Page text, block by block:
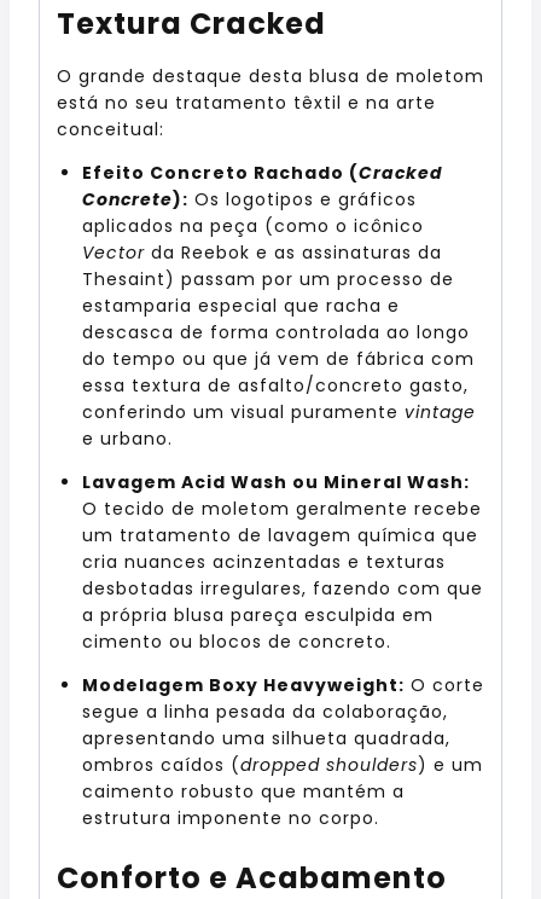
Textura Cracked
O grande destaque desta blusa de moletom
está no seu tratamento têxtil e na arte
conceitual:
Efeito Concreto Rachado (Cracked
Concrete): Os logotipos e gráficos
aplicados na peça (como o icônico
Vector da Reebok e as assinaturas da
Thesaint) passam por um processo de
estamparia especial que racha e
descasca de forma controlada ao longo
do tempo ou que já vem de fábrica com
essa textura de asfalto/concreto gasto,
conferindo um visual puramente vintage
e urbano.
Lavagem Acid Wash ou Mineral Wash:
O tecido de moletom geralmente recebe
um tratamento de lavagem química que
cria nuances acinzentadas e texturas
desbotadas irregulares, fazendo com que
a própria blusa pareça esculpida em
cimento ou blocos de concreto.
Modelagem Boxy Heavyweight: O corte
segue a linha pesada da colaboração,
apresentando uma silhueta quadrada,
ombros caídos (dropped shoulders) e um
caimento robusto que mantém a
estrutura imponente no corpo.
Conforto e Acabamento